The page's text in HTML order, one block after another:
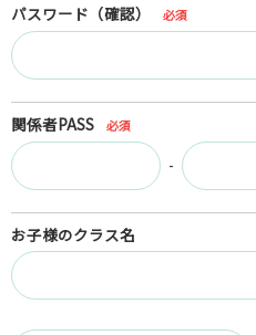
パスワード（確認） 必須
関係者PASS 必須
-
お子様のクラス名